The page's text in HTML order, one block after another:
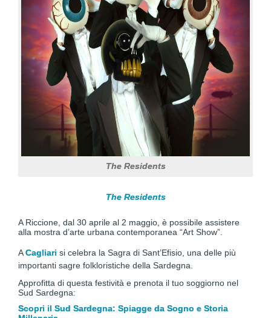
The Residents
The Residents
A Riccione, dal 30 aprile al 2 maggio, è possibile assistere
alla mostra d’arte urbana contemporanea “Art Show”.
ACagliari si celebra la Sagra di Sant’Efisio, una delle più
importanti sagre folkloristiche della Sardegna.
Approfitta di questa festività e prenota il tuo soggiorno nel
Sud Sardegna:
Scopri il Sud Sardegna: Spiagge da Sogno e Storia